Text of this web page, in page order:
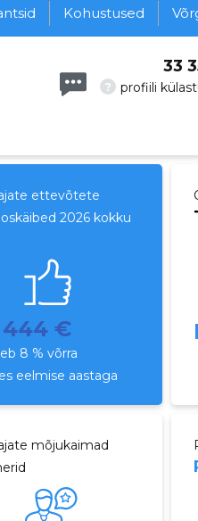
Kohustused
? profiili
33
ettevõtete
2026 kokku
444 €
8 % võrra
eelmise aastaga
mõjukaimad